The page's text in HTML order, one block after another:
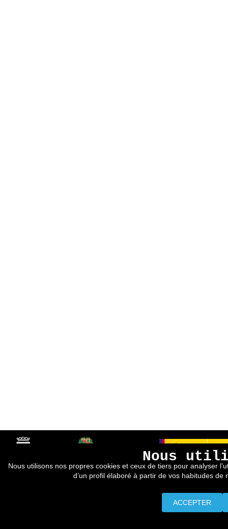
Nous
Nous utilisons nos propres cookies et ceux de tiers pour analyser
d’un profil élaboré à partir de vos habitudes
ACCEPTER